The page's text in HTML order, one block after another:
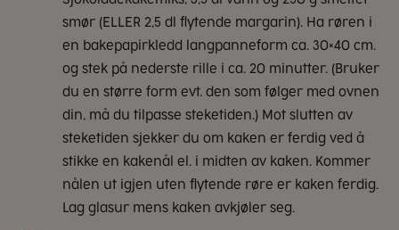
smør (ELLER 2,5 dl flytende margarin). Ha røren i
en bakepapirkledd langpanneform ca. 30×40 cm.
og stek på nederste rille i ca. 20 minutter. (Bruker
du en større form evt. den som følger med ovnen
din, må du tilpasse steketiden.) Mot slutten av
steketiden sjekker du om kaken er ferdig ved å
stikke en kakenål el. i midten av kaken. Kommer
nålen ut igjen uten flytende røre er kaken ferdig.
Lag glasur mens kaken avkjøler seg.